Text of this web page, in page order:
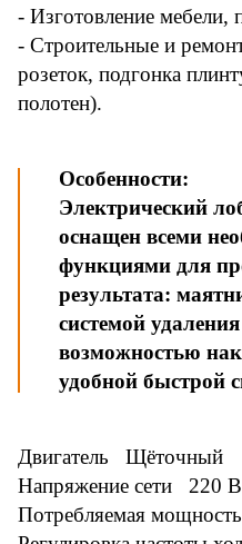
- Изготовление мебели,
- Строительные и
розеток, подгонка
полотен).
Особенности:
Электрический
оснащен всеми
функциями для
результата:
системой
возможностью
удобной быстрой
Двигатель Щёточный
Напряжение сети 220 В
Потребляемая